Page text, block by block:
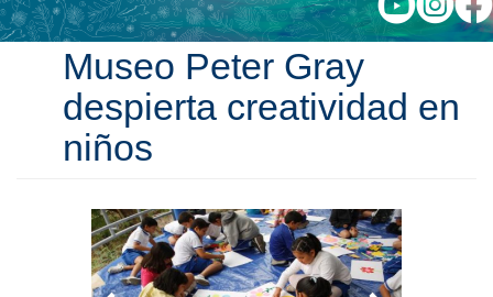
Museo Peter Gray
despierta creatividad en
niños
Anterior Siguiente